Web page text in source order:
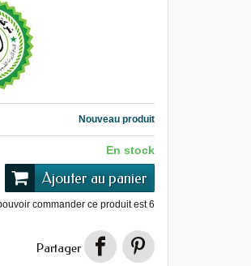
Nouveau produit
En stock
Ajouter au panier
commander ce produit est6
Partager